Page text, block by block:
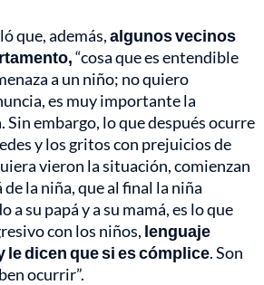
que, además,algunos vecinos
“cosa que es entendible
a un niño; no quiero
es muy importante la
Sin embargo, lo que después ocurre
y los gritos con prejuicios de
vieron la situación, comienzan
la niña, que al final la niña
su papá y a su mamá, es lo que
con los niños, lenguaje
le dicen que si es cómplice. Son
ocurrir”.